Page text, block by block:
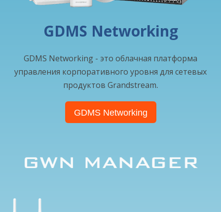
GDMS Networking
GDMS Networking - это облачная платформа
управления корпоративного уровня для сетевых
продуктов Grandstream.
GDMS Networking